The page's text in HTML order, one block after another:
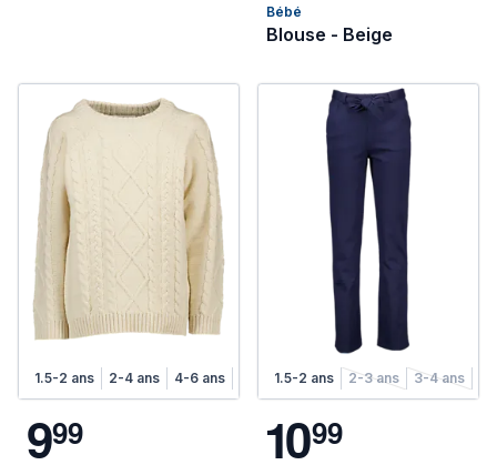
Bébé
Blouse - Beige
1.5-2 ans 2-4 ans 4-6 ans 6-8 ans
999
1.5-2 ans 2-3 ans 3-4 ans
1099